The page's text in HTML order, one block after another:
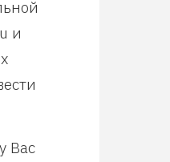
и
Вас